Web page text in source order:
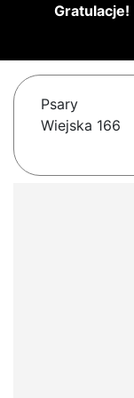
Gratulacje!
Psary
Wiejska 166